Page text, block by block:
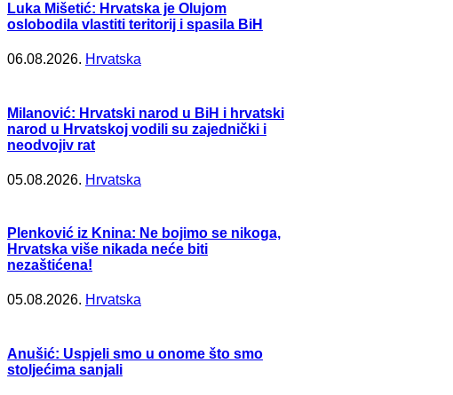
Luka Mišetić: Hrvatska je Olujom
oslobodila vlastiti teritorij i spasila BiH
06.08.2026. Hrvatska
Milanović: Hrvatski narod u BiH i hrvatski
narod u Hrvatskoj vodili su zajednički i
neodvojiv rat
05.08.2026. Hrvatska
Plenković iz Knina: Ne bojimo se nikoga,
Hrvatska više nikada neće biti
nezaštićena!
05.08.2026. Hrvatska
Anušić: Uspjeli smo u onome što smo
stoljećima sanjali